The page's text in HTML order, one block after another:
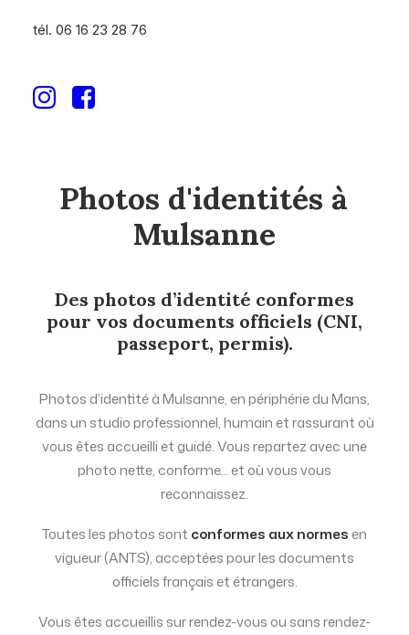
tél. 06 16 23 28 76
Photos d'identités à
Mulsanne
Des photos d’identité conformes
pour vos documents officiels (CNI,
passeport, permis).
Photos d’identité à Mulsanne, en périphérie du Mans,
dans un studio professionnel, humain et rassurant où
vous êtes accueilli et guidé. Vous repartez avec une
photo nette, conforme… et où vous vous
reconnaissez.
Toutes les photos sont conformes aux normes en
vigueur (ANTS), acceptées pour les documents
officiels français et étrangers.
Vous êtes accueillis sur rendez-vous ou sans rendez-